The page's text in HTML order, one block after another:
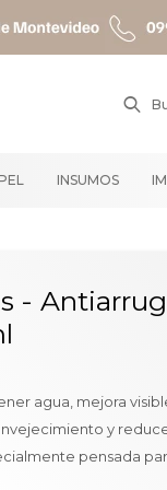
INSUMOS
-
agua, mejora
y
pensada